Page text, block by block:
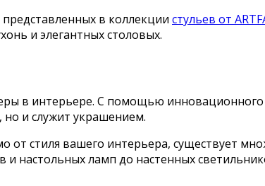
в коллекции стульев от
и элегантных столовых.
в интерьере. С помощью инновационного
но и служит украшением.
стиля вашего интерьера, существует
настольных ламп до настенных